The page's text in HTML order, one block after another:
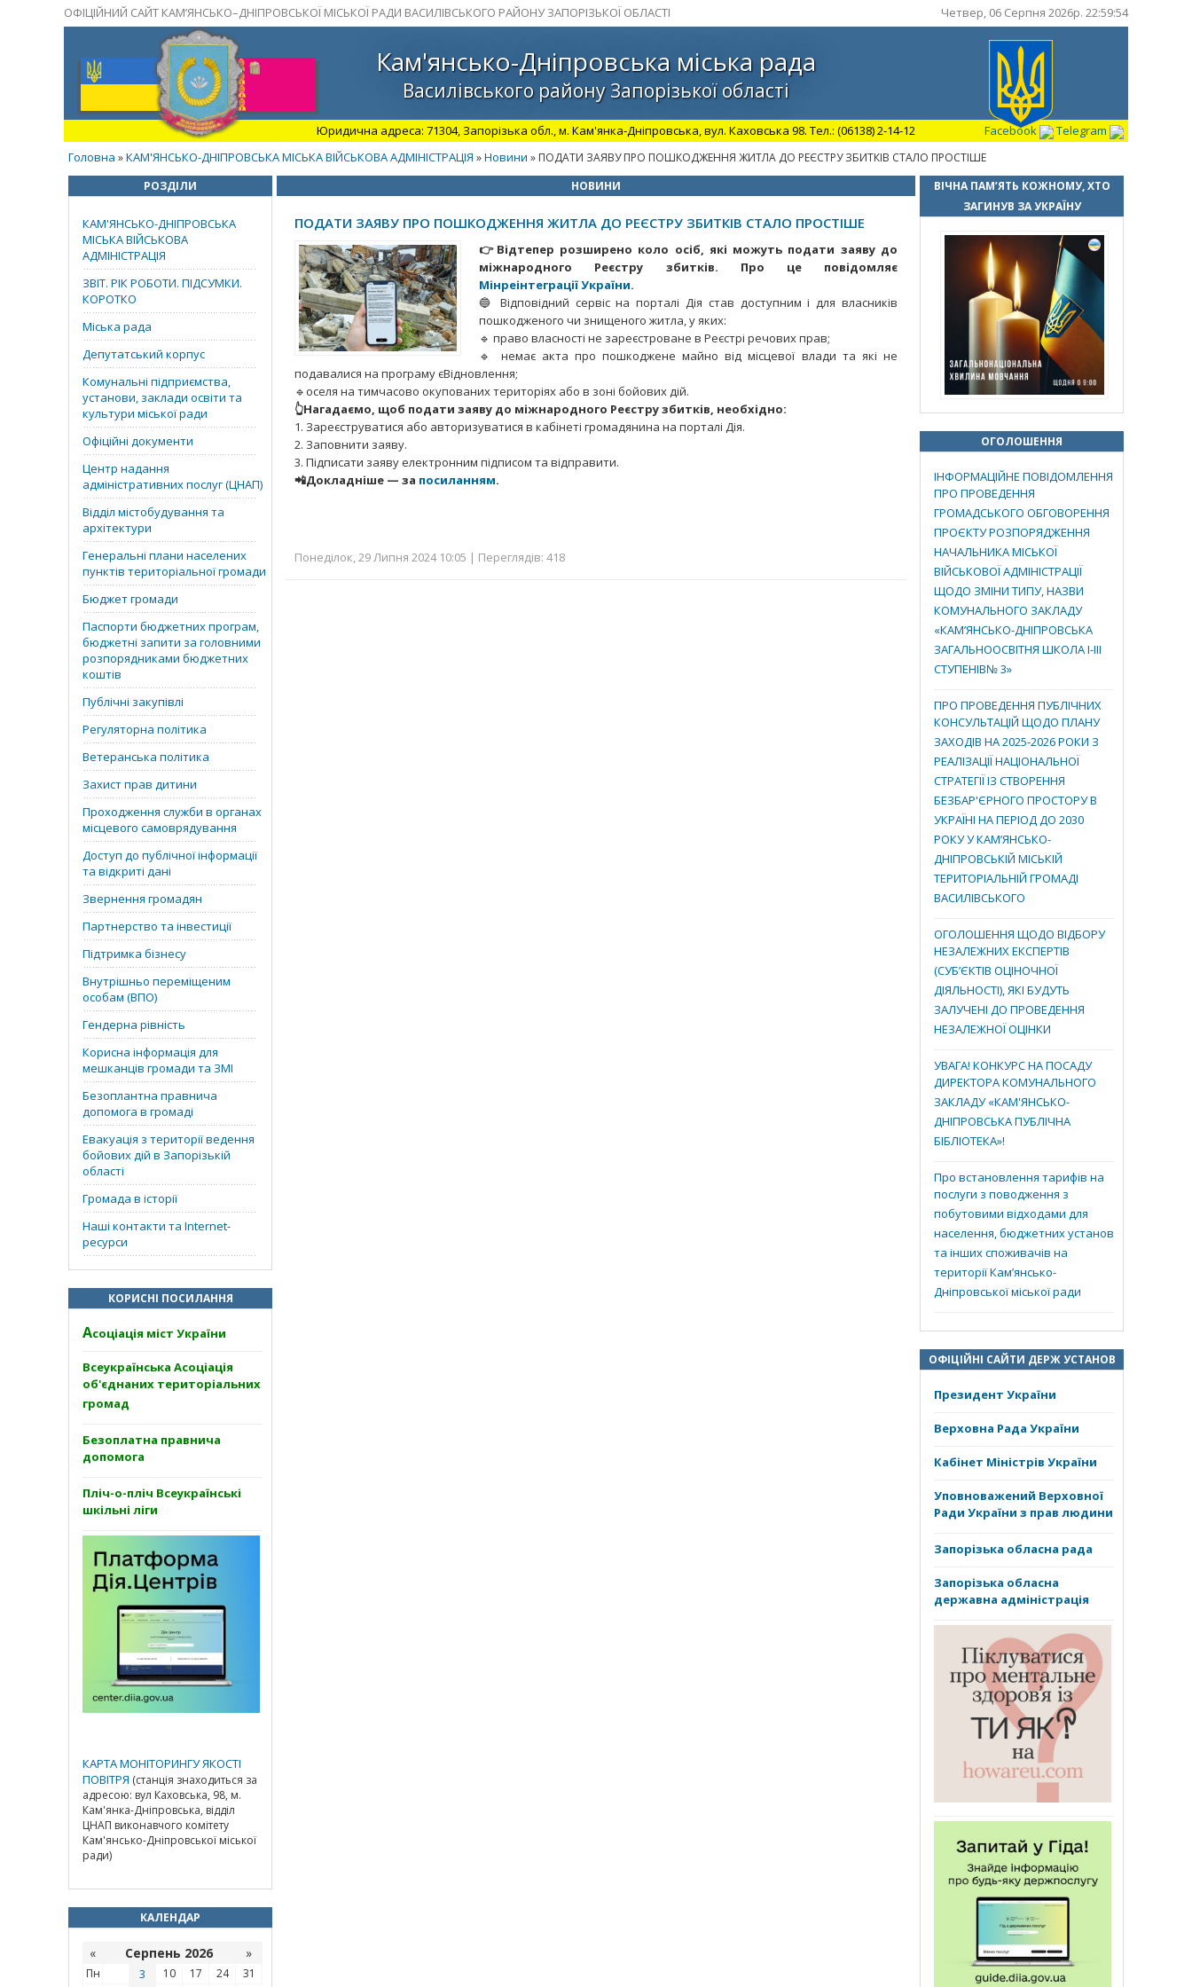
ОФІЦІЙНИЙ САЙТ КАМ’ЯНСЬКО–ДНІПРОВСЬКОЇ МІСЬКОЇ РАДИ ВАСИЛІВСЬКОГО РАЙОНУ ЗАПОРІЗЬКОЇ ОБЛАСТІ Четвер, 06 Серпня 2026р. 22:59:55
Кам'янсько-Дніпровська міська рада
Василівського району Запорізької області
Юридична адреса: 71304, Запорізька обл., м. Кам'янка-Дніпровська, вул. Каховська 98. Тел.: (06138) 2-14-12 Facebook
Telegram
Головна »КАМ'ЯНСЬКО-ДНІПРОВСЬКА МІСЬКА ВІЙСЬКОВА АДМІНІСТРАЦІЯ »Новини » ПОДАТИ ЗАЯВУ ПРО ПОШКОДЖЕННЯ ЖИТЛА ДО РЕЄСТРУ ЗБИТКІВ СТАЛО ПРОСТІШЕ
РОЗДІЛИ
КАМ'ЯНСЬКО-ДНІПРОВСЬКА
МІСЬКА ВІЙСЬКОВА
АДМІНІСТРАЦІЯ
ЗВІТ. РІК РОБОТИ. ПІДСУМКИ.
КОРОТКО
Міська рада
Депутатський корпус
Комунальні підприємства,
установи, заклади освіти та
культури міської ради
Офіційні документи
Центр надання
адміністративних послуг (ЦНАП)
Відділ містобудування та
архітектури
Генеральні плани населених
пунктів територіальної громади
Бюджет громади
Паспорти бюджетних програм,
бюджетні запити за головними
розпорядниками бюджетних
коштів
Публічні закупівлі
Регуляторна політика
Ветеранська політика
Захист прав дитини
Проходження служби в органах
місцевого самоврядування
Доступ до публічної інформації
та відкриті дані
Звернення громадян
Партнерство та інвестиції
Підтримка бізнесу
Внутрішньо переміщеним
особам (ВПО)
Гендерна рівність
Корисна інформація для
мешканців громади та ЗМІ
Безоплантна правнича
допомога в громаді
Евакуація з території ведення
бойових дій в Запорізькій
області
Громада в історії
Наші контакти та Internet-
ресурси
КОРИСНІ ПОСИЛАННЯ
Асоціація міст України
Всеукраїнська Асоціація
об'єднаних територіальних
громад
Безоплатна правнича
допомога
Пліч-о-пліч Всеукраїнські
шкільні ліги
КАРТА МОНІТОРИНГУ ЯКОСТІ
ПОВІТРЯ (станція знаходиться за
адресою: вул Каховська, 98, м.
Кам'янка-Дніпровська, відділ
ЦНАП виконавчого комітету
Кам'янсько-Дніпровської міської
ради)
КАЛЕНДАР
« Серпень 2026 »
Пн 3 10 17 24
31
НОВИНИ
ПОДАТИ ЗАЯВУ ПРО ПОШКОДЖЕННЯ ЖИТЛА ДО РЕЄСТРУ ЗБИТКІВ СТАЛО ПРОСТІШЕ
👉Відтепер розширено коло осіб, які можуть подати заяву до
міжнародного Реєстру збитків. Про це повідомляє
Мінреінтеграції України.
🔵 Відповідний сервіс на порталі Дія став доступним і для власників
пошкодженого чи знищеного житла, у яких:
🔹 право власності не зареєстроване в Реєстрі речових прав;
🔹 немає акта про пошкоджене майно від місцевої влади та які не
подавалися на програму єВідновлення;
🔹оселя на тимчасово окупованих територіях або в зоні бойових дій.
👆Нагадаємо, щоб подати заяву до міжнародного Реєстру збитків, необхідно:
1. Зареєструватися або авторизуватися в кабінеті громадянина на порталі Дія.
2. Заповнити заяву.
3. Підписати заяву електронним підписом та відправити.
📲Докладніше — за посиланням.
Понеділок, 29 Липня 2024 10:05 | Переглядів: 418
ВІЧНА ПАМ’ЯТЬ КОЖНОМУ, ХТО
ЗАГИНУВ ЗА УКРАЇНУ
ОГОЛОШЕННЯ
ІНФОРМАЦІЙНЕ ПОВІДОМЛЕННЯ
ПРО ПРОВЕДЕННЯ
ГРОМАДСЬКОГО ОБГОВОРЕННЯ
ПРОЄКТУ РОЗПОРЯДЖЕННЯ
НАЧАЛЬНИКА МІСЬКОЇ
ВІЙСЬКОВОЇ АДМІНІСТРАЦІЇ
ЩОДО ЗМІНИ ТИПУ, НАЗВИ
КОМУНАЛЬНОГО ЗАКЛАДУ
«КАМ’ЯНСЬКО-ДНІПРОВСЬКА
ЗАГАЛЬНООСВІТНЯ ШКОЛА І-ІІІ
СТУПЕНІВ№ 3»
ПРО ПРОВЕДЕННЯ ПУБЛІЧНИХ
КОНСУЛЬТАЦІЙ ЩОДО ПЛАНУ
ЗАХОДІВ НА 2025-2026 РОКИ З
РЕАЛІЗАЦІЇ НАЦІОНАЛЬНОЇ
СТРАТЕГІЇ ІЗ СТВОРЕННЯ
БЕЗБАР'ЄРНОГО ПРОСТОРУ В
УКРАЇНІ НА ПЕРІОД ДО 2030
РОКУ У КАМ’ЯНСЬКО-
ДНІПРОВСЬКІЙ МІСЬКІЙ
ТЕРИТОРІАЛЬНІЙ ГРОМАДІ
ВАСИЛІВСЬКОГО
ОГОЛОШЕННЯ ЩОДО ВІДБОРУ
НЕЗАЛЕЖНИХ ЕКСПЕРТІВ
(СУБ’ЄКТІВ ОЦІНОЧНОЇ
ДІЯЛЬНОСТІ), ЯКІ БУДУТЬ
ЗАЛУЧЕНІ ДО ПРОВЕДЕННЯ
НЕЗАЛЕЖНОЇ ОЦІНКИ
УВАГА! КОНКУРС НА ПОСАДУ
ДИРЕКТОРА КОМУНАЛЬНОГО
ЗАКЛАДУ «КАМ'ЯНСЬКО-
ДНІПРОВСЬКА ПУБЛІЧНА
БІБЛІОТЕКА»!
Про встановлення тарифів на
послуги з поводження з
побутовими відходами для
населення, бюджетних установ
та інших споживачів на
території Кам’янсько-
Дніпровської міської ради
ОФІЦІЙНІ САЙТИ ДЕРЖ УСТАНОВ
Президент України
Верховна Рада України
Кабінет Міністрів України
Уповноважений Верховної
Ради України з прав людини
Запорізька обласна рада
Запорізька обласна
державна адміністрація